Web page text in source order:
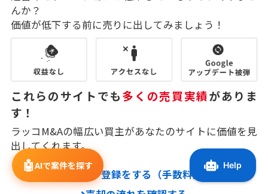
んか？
価値が低下する前に売りに出してみましょう！
これらのサイトでも多くの売買実績がありま
す！
ラッコM&Aの幅広い買主があなたのサイトに価値を見
出してくれます。
売却サイト登録をする（手数料無料）
🤖AIで案件を探す